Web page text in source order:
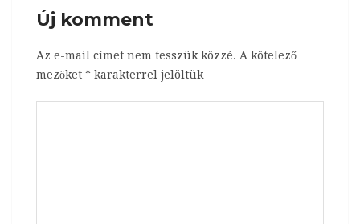
Új komment
Az e-mail címet nem tesszük közzé. A kötelező
mezőket * karakterrel jelöltük